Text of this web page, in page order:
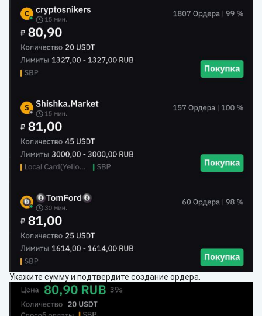
Укажите сумму и подтвердите создание ордера.